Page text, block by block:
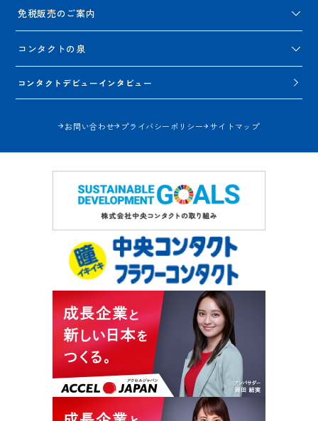
免税販売のご案内
コンタクトの泉
コンタクトデビューインタビュー
お問い合わせ プライバシーポリシー サイトマップ